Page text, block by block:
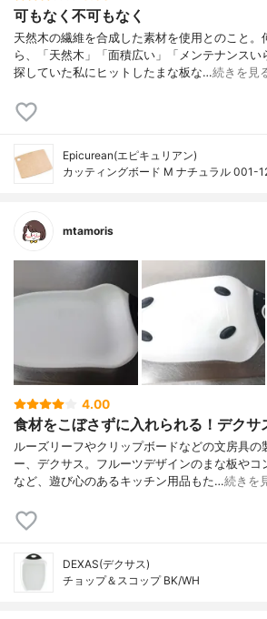
可もなく不可もなく
天然木の繊維を合成した素材を使用とのこと。
ら、「天然木」「面積広い」「メンテナンスい
探していた私にヒットしたまな板な…続きを見
Epicurean(エピキュリアン)
カッティングボード M ナチュラル 001-
mtamoris
4.00
食材をこぼさずに入れられる！デクサ
ルーズリーフやクリップボードなどの文房具の
ー、デクサス。フルーツデザインのまな板やコ
など、遊び心のあるキッチン用品もた…続きを
DEXAS(デクサス)
チョップ＆スコップ BK/WH